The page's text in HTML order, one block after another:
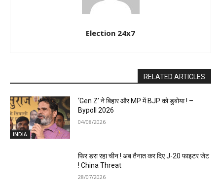
Election 24x7
RELATED ARTICLES
INDIA
‘Gen Z’ ने बिहार और MP में BJP को डुबोया ! –
Bypoll 2026
04/08/2026
फिर डरा रहा चीन ! अब तैनात कर दिए J-20 फाइटर जेट
! China Threat
28/07/2026